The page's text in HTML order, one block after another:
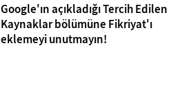
Google'ın açıkladığı Tercih Edilen
Kaynaklar bölümüne Fikriyat'ı
eklemeyi unutmayın!